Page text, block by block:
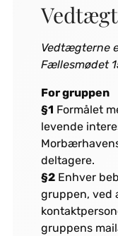
Vedtægterne
Fællesmødet
For gruppen
§1 Formålet
levende
deltagere.
§2Enhver
gruppen, ved
gruppens